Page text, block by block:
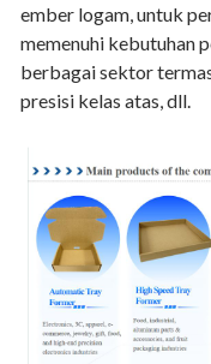
ember logam, untuk
memenuhi kebutuhan
berbagai sektor
presisi kelas atas, dll.